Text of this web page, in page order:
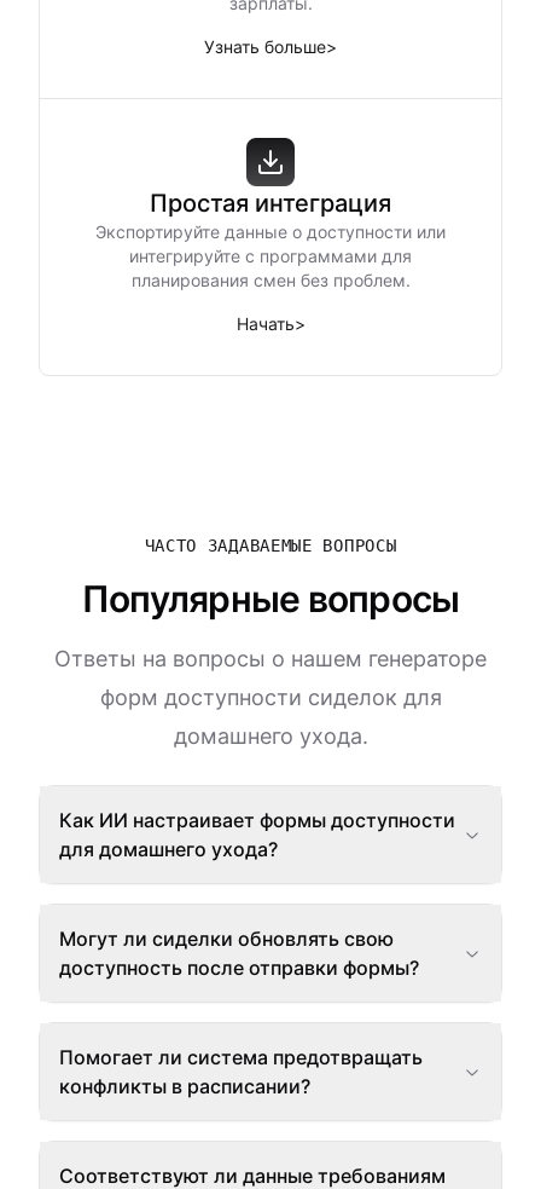
Узнать больше>
Простая интеграция
Экспортируйте данные о доступности или
интегрируйте с программами для
планирования смен без проблем.
Начать>
ЧАСТО ЗАДАВАЕМЫЕ ВОПРОСЫ
Популярные вопросы
Ответы на вопросы о нашем генераторе
форм доступности сиделок для
домашнего ухода.
Как ИИ настраивает формы доступности
для домашнего ухода?
Могут ли сиделки обновлять свою
доступность после отправки формы?
Помогает ли система предотвращать
конфликты в расписании?
Соответствуют ли данные требованиям